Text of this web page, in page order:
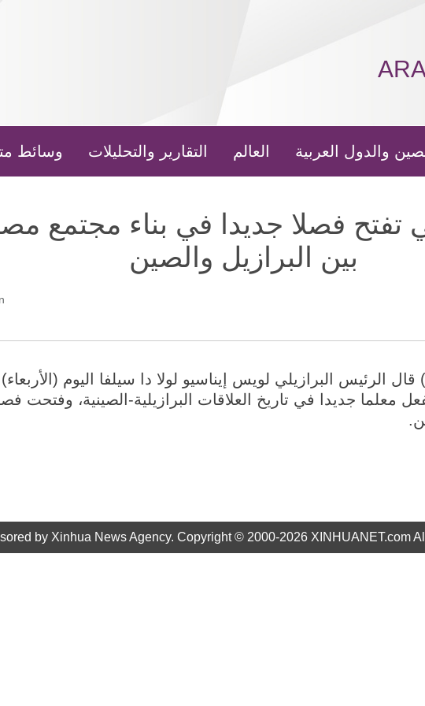
والدول العربية العالم التقارير والتحليلات وسائط
تفتح فصلا جديدا في بناء مجتمع
بين البرازيل والصين
نوفمبر 2024 (شينخوا) قال الرئيس البرازيلي لويس إيناسيو لولا دا سيلفا اليوم
معلما جديدا في تاريخ العلاقات البرازيلية-الصينية، وفتحت
by Xinhua News Agency. Copyright © 2000-2026 XINHUANET.com